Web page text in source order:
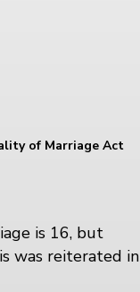
of Marriage Act
is 16, but
was reiterated in